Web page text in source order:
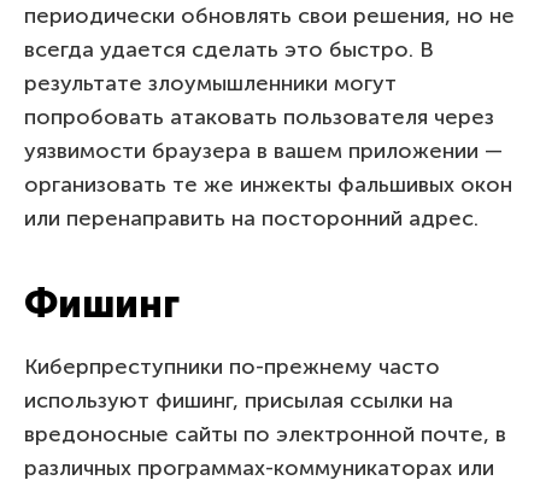
периодически обновлять свои решения, но не
всегда удается сделать это быстро. В
результате злоумышленники могут
попробовать атаковать пользователя через
уязвимости браузера в вашем приложении —
организовать те же инжекты фальшивых окон
или перенаправить на посторонний адрес.
Фишинг
Киберпреступники по-прежнему часто
используют фишинг, присылая ссылки на
вредоносные сайты по электронной почте, в
различных программах-коммуникаторах или